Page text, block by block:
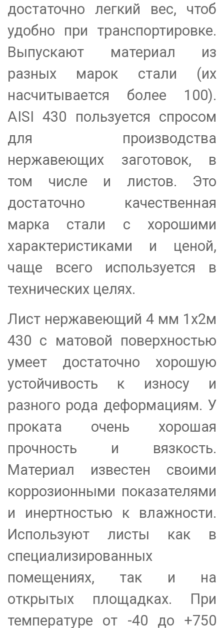
достаточно легкий вес, чтоб
удобно при транспортировке.
Выпускают материал из
разных марок стали (их
насчитывается более 100).
AISI 430 пользуется спросом
для производства
нержавеющих заготовок, в
том числе и листов. Это
достаточно качественная
марка стали с хорошими
характеристиками и ценой,
чаще всего используется в
технических целях.
Лист нержавеющий 4 мм 1х2м
430 с матовой поверхностью
умеет достаточно хорошую
устойчивость к износу и
разного рода деформациям. У
проката очень хорошая
прочность и вязкость.
Материал известен своими
коррозионными показателями
и инертностью к влажности.
Используют листы как в
специализированных
помещениях, так и на
открытых площадках. При
температуре от -40 до +750